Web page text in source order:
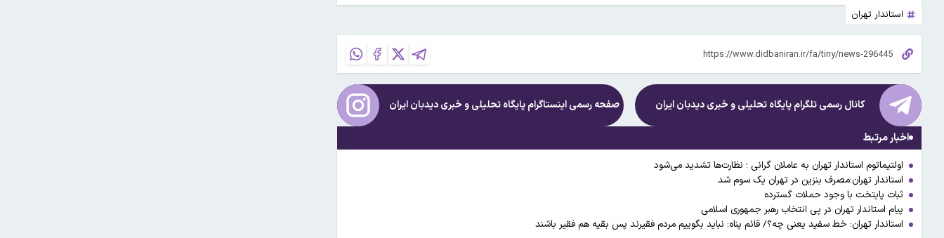
استاندار تهران
کانال رسمی تلگرام پایگاه تحلیلی و خبریدیدبان ایران صفحه رسمی اینستاگرام پایگاه تحلیلی و خبریدیدبان ایران
اخبار مرتبط
اولتیماتوم استاندار تهران به عاملان گرانی‌ ؛ نظارت‌ها تشدید می‌شود
استاندار تهران:مصرف بنزین در تهران یک سوم شد
ثبات پایتخت با وجود حملات گسترده
پیام استاندار تهران در پی انتخاب رهبر جمهوری اسلامی
استاندار تهران: خط سفید یعنی چه؟/ قائم پناه: نباید بگوییم مردم فقیرند پس بقیه هم فقیر باشند